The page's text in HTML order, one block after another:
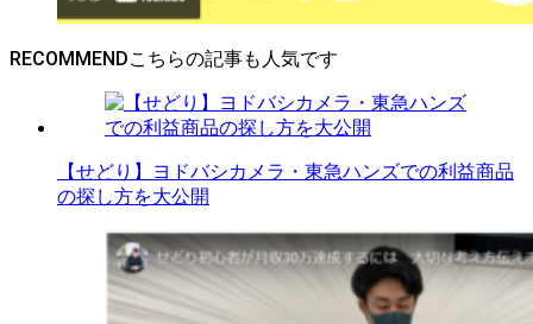
RECOMMEND
【せどり】ヨドバシカメラ・東急ハンズでの利益商品
の探し方を大公開